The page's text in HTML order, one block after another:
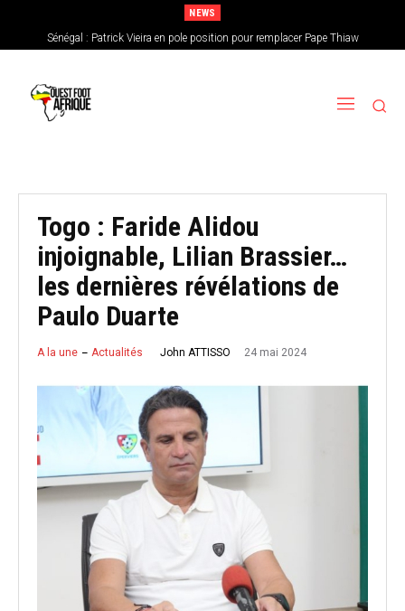
NEWS
Sénégal : Patrick Vieira en pole position pour remplacer Pape Thiaw
CAN féminine 2026 : le Nigeria en favori, le Burkina Faso en outsider…Les
chances de l’Afrique de l’Ouest
Togo : Faride Alidou
injoignable, Lilian Brassier…
les dernières révélations de
Paulo Duarte
A la une Actualités John ATTISSO 24 mai 2024